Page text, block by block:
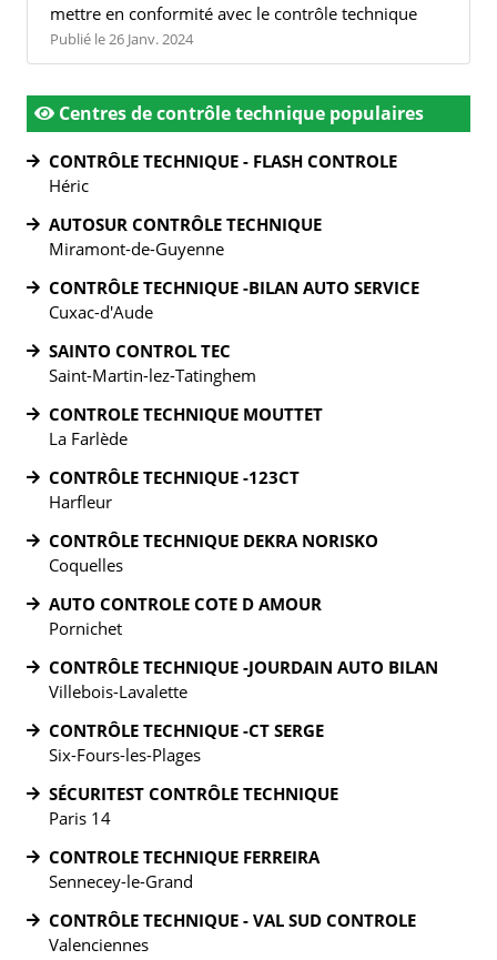
mettre en conformité avec le contrôle technique
Publié le 26 Janv. 2024
Centres de contrôle technique populaires
CONTRÔLE TECHNIQUE - FLASH CONTROLE
Héric
AUTOSUR CONTRÔLE TECHNIQUE
Miramont-de-Guyenne
CONTRÔLE TECHNIQUE -BILAN AUTO SERVICE
Cuxac-d'Aude
SAINTO CONTROL TEC
Saint-Martin-lez-Tatinghem
CONTROLE TECHNIQUE MOUTTET
La Farlède
CONTRÔLE TECHNIQUE -123CT
Harfleur
CONTRÔLE TECHNIQUE DEKRA NORISKO
Coquelles
AUTO CONTROLE COTE D AMOUR
Pornichet
CONTRÔLE TECHNIQUE -JOURDAIN AUTO BILAN
Villebois-Lavalette
CONTRÔLE TECHNIQUE -CT SERGE
Six-Fours-les-Plages
SÉCURITEST CONTRÔLE TECHNIQUE
Paris 14
CONTROLE TECHNIQUE FERREIRA
Sennecey-le-Grand
CONTRÔLE TECHNIQUE - VAL SUD CONTROLE
Valenciennes